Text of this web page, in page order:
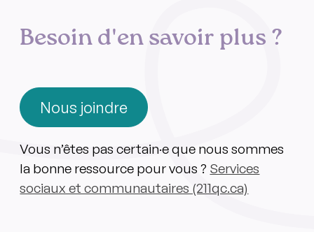
Besoin d'en savoir plus ?
Nous joindre
Vous n’êtes pas certain·e que nous sommes
la bonne ressource pour vous ? Services
sociaux et communautaires (211qc.ca)